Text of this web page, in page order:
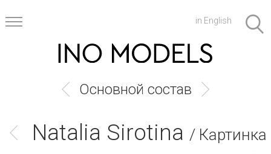
in English
Основной состав
Natalia Sirotina / Картинка